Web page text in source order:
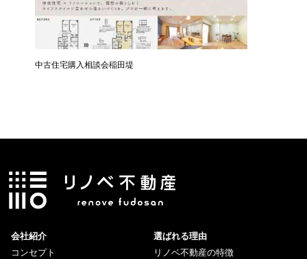
中古住宅購入相談会稲田堤
会社紹介
コンセプト
選ばれる理由
リノベ不動産の特徴